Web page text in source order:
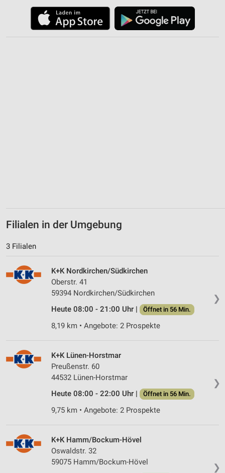
Filialen in der Umgebung
3 Filialen
❯
K+K Nordkirchen/Südkirchen
Oberstr. 41
59394 Nordkirchen/Südkirchen
Heute 08:00 - 21:00 Uhr |
Öffnet in 56 Min.
8,19 km • Angebote: 2 Prospekte
❯
K+K Lünen-Horstmar
Preußenstr. 60
44532 Lünen-Horstmar
Heute 08:00 - 22:00 Uhr |
Öffnet in 56 Min.
9,75 km • Angebote: 2 Prospekte
❯
K+K Hamm/Bockum-Hövel
Oswaldstr. 32
59075 Hamm/Bockum-Hövel
Informationen identifizieren
Nicht-IAB-Verarbeitungszwecke: